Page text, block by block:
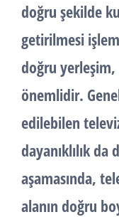
doğru şekilde
getirilmesi
doğru
önemlidir.
edilebilen
dayanıklılık da
aşamasında,
alanın doğru